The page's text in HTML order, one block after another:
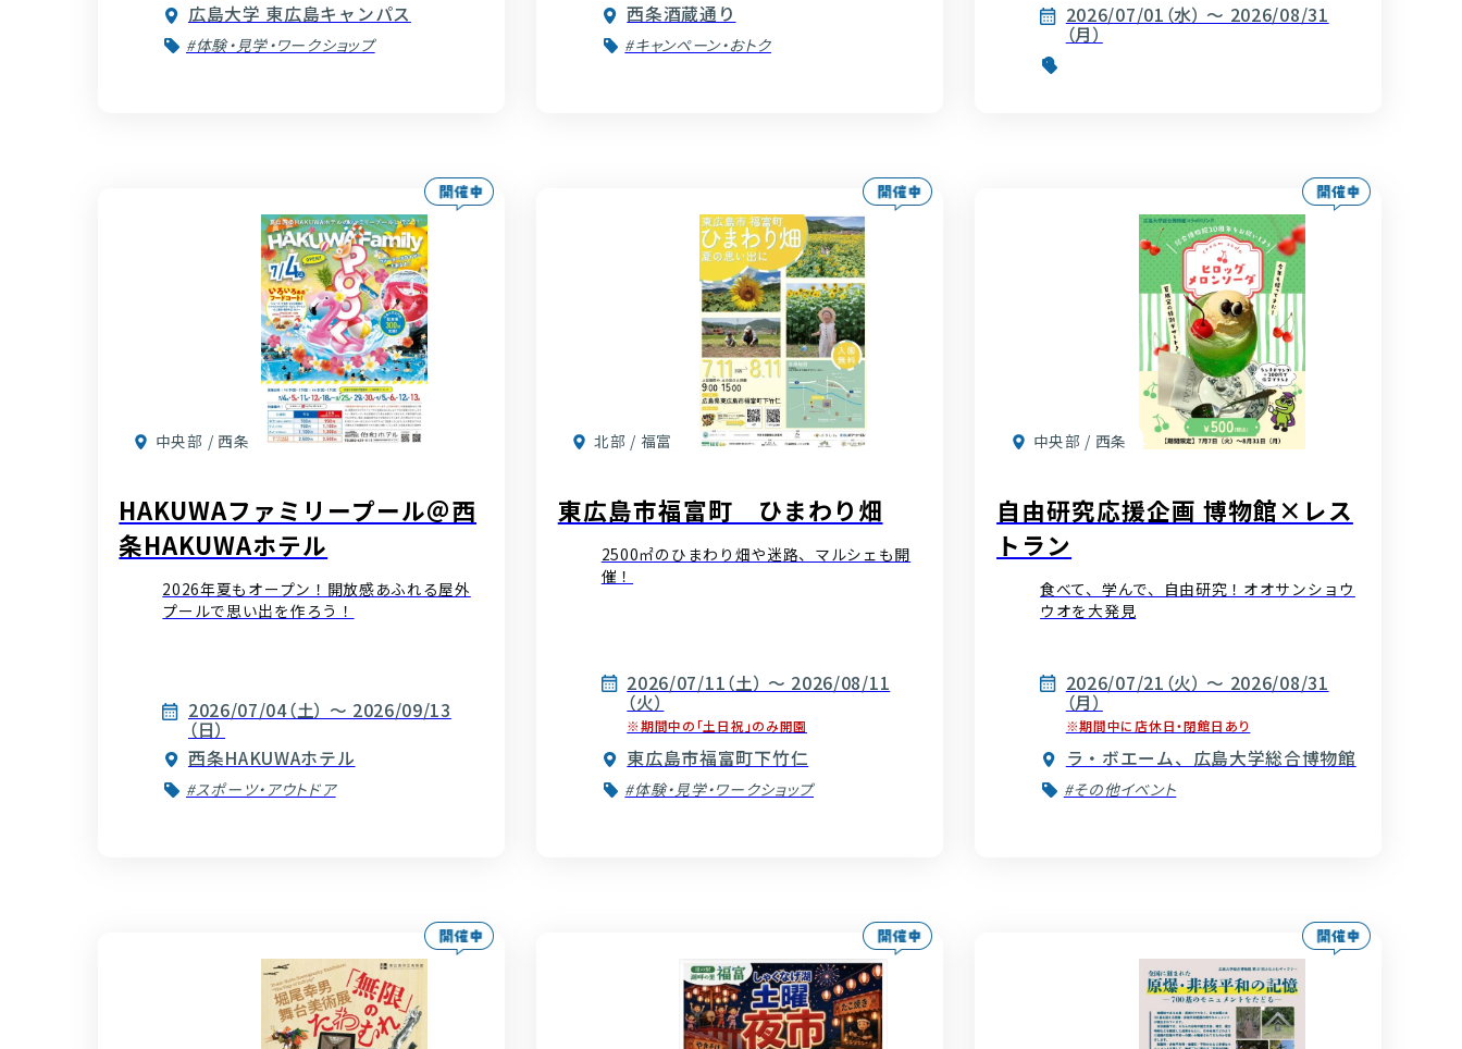
広島大学 東広島キャンパス
#体験・見学・ワークショップ
西条酒蔵通り
#キャンペーン・おトク
2026/07/01（水） ～ 2026/08/31
（月）
中央部 / 西条
HAKUWAファミリープール＠西
条HAKUWAホテル
2026年夏もオープン！開放感あふれる屋外
プールで思い出を作ろう！
2026/07/04（土） ～ 2026/09/13
（日）
西条HAKUWAホテル
#スポーツ・アウトドア
北部 / 福富
東広島市福富町 ひまわり畑
2500㎡のひまわり畑や迷路、マルシェも開
催！
2026/07/11（土） ～ 2026/08/11
（火）
※期間中の「土日祝」のみ開園
東広島市福富町下竹仁
#体験・見学・ワークショップ
中央部 / 西条
自由研究応援企画 博物館×レス
トラン
食べて、学んで、自由研究！オオサンショウ
ウオを大発見
2026/07/21（火） ～ 2026/08/31
（月）
※期間中に店休日・閉館日あり
ラ・ボエーム、広島大学総合博物館
#その他イベント